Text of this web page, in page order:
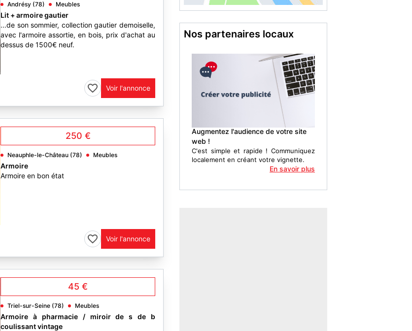
Andrésy (78) Meubles
Lit + armoire gautier
...de son sommier, collection gautier demoiselle,
avec l'armoire assortie, en bois, prix d'achat au
dessus de 1500€ neuf.
Voir l'annonce
250 €
Neauphle-le-Château (78) Meubles
Armoire
Armoire en bon état
Voir l'annonce
45 €
Triel-sur-Seine (78) Meubles
Armoire à pharmacie / miroir de s de b
coulissant vintage
Nos partenaires locaux
Augmentez l'audience de votre site
web !
C'est simple et rapide ! Communiquez
localement en créant votre vignette.
En savoir plus